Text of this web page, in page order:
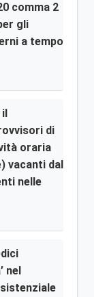
comma 2
gli
a tempo
il
di
oraria
vacanti dal
nelle
nel